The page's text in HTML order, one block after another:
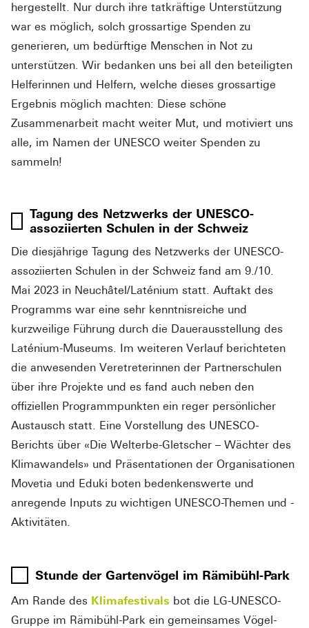
hergestellt. Nur durch ihre tatkräftige Unterstützung
war es möglich, solch grossartige Spenden zu
generieren, um bedürftige Menschen in Not zu
unterstützen. Wir bedanken uns bei all den beteiligten
Helferinnen und Helfern, welche dieses grossartige
Ergebnis möglich machten: Diese schöne
Zusammenarbeit macht weiter Mut, und motiviert uns
alle, im Namen der UNESCO weiter Spenden zu
sammeln!
Tagung des Netzwerks der UNESCO-
assoziierten Schulen in der Schweiz
Die diesjährige Tagung des Netzwerks der UNESCO-
assoziierten Schulen in der Schweiz fand am 9./10.
Mai 2023 in Neuchâtel/Laténium statt. Auftakt des
Programms war eine sehr kenntnisreiche und
kurzweilige Führung durch die Dauerausstellung des
Laténium-Museums. Im weiteren Verlauf berichteten
die anwesenden Veretreterinnen der Partnerschulen
über ihre Projekte und es fand auch neben den
offiziellen Programmpunkten ein reger persönlicher
Austausch statt. Eine Vorstellung des UNESCO-
Berichts über «Die Welterbe-Gletscher – Wächter des
Klimawandels» und Präsentationen der Organisationen
Movetia und Eduki boten bedenkenswerte und
anregende Inputs zu wichtigen UNESCO-Themen und -
Aktivitäten.
Stunde der Gartenvögel im Rämibühl-Park
Am Rande des Klimafestivals bot die LG-UNESCO-
Gruppe im Rämibühl-Park ein gemeinsames Vögel-